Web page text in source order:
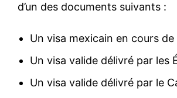
d’un des documents suivants :
Un visa mexicain en cours
Un visa valide délivré par les
Un visa valide délivré par le